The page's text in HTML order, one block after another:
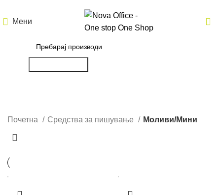
Мени
Почетна Средства за пишување Моливи/Мини